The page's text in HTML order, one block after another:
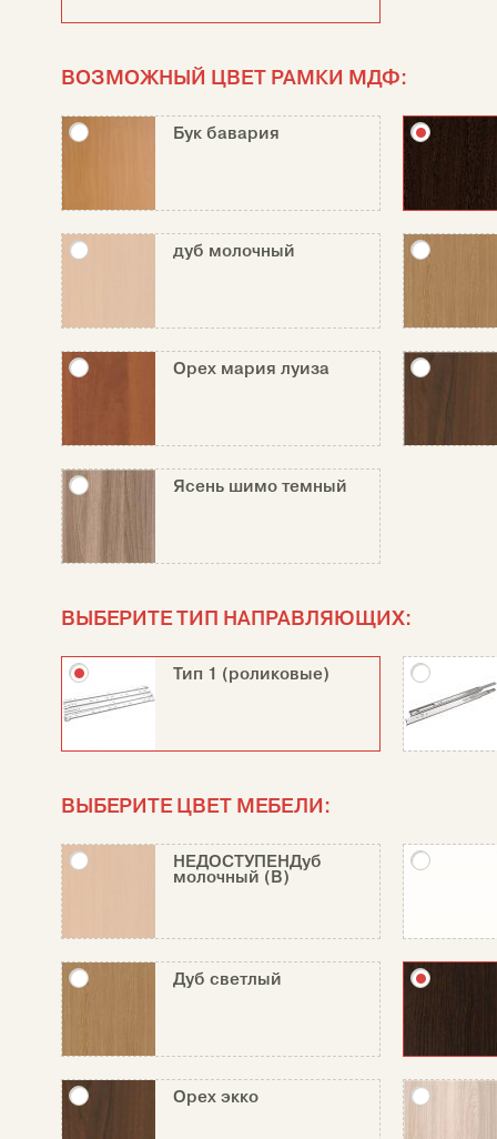
ВОЗМОЖНЫЙ ЦВЕТ РАМКИ МДФ:
Бук бавария
дуб молочный
Орех мария луиза
Ясень шимо темный
ВЫБЕРИТЕ ТИП НАПРАВЛЯЮЩИХ:
Тип 1 (роликовые)
ВЫБЕРИТЕ ЦВЕТ МЕБЕЛИ:
НЕДОСТУПЕНДуб
молочный (В)
Дуб светлый
Орех экко